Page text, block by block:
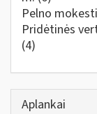
Pelno
Pridėtinės
(4)
Aplankai